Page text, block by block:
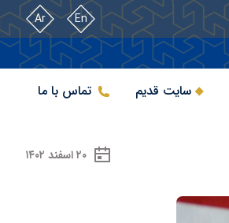
En
Ar
سایت قدیم تماس با ما
۲۰ اسفند ۱۴۰۲